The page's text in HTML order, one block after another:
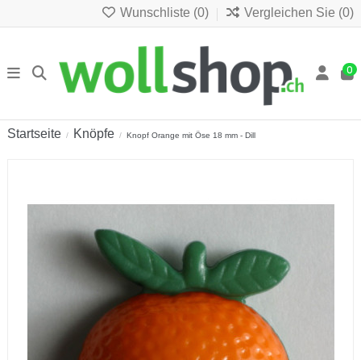
Wunschliste (0) Vergleichen Sie (0)
0
Startseite Knöpfe Knopf Orange mit Öse 18 mm - Dill